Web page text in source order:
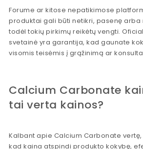
Forume ar kitose nepatikimose
produktai gali būti netikri, pasenę arba
todėl tokių pirkimų reikėtų vengti.
svetainė yra garantija, kad gaunate
visomis teisėmis į grąžinimą ar
Calcium Carbonate
tai verta kainos?
Kalbant apie Calcium Carbonate
kad kaina atspindi produkto kokybę,